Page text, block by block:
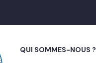
QUI SOMMES-NOUS ?